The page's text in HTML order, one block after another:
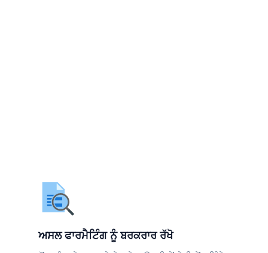
ਅਸਲ ਫਾਰਮੈਟਿੰਗ ਨੂੰ ਬਰਕਰਾਰ ਰੱਖੋ